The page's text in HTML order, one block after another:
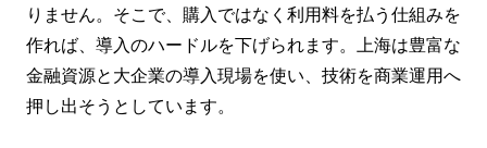
りません。そこで、購入ではなく利用料を払う仕組みを
作れば、導入のハードルを下げられます。上海は豊富な
金融資源と大企業の導入現場を使い、技術を商業運用へ
押し出そうとしています。